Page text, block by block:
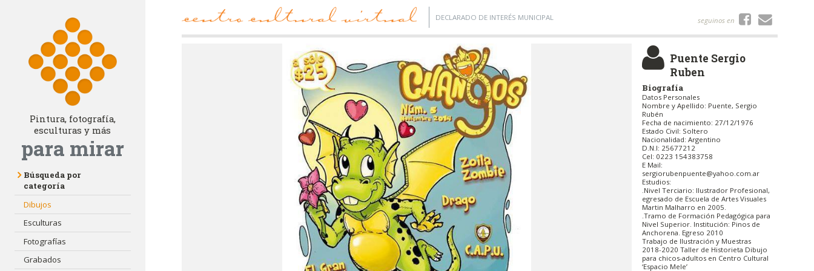
Pintura, fotografía,
esculturas y más
para mirar
Búsqueda por
categoría
Dibujos
Esculturas
Fotografías
Grabados
DECLARADO DE INTERÉS MUNICIPAL seguinos en
Puente Sergio
Ruben
Biografía
Datos Personales
Nombre y Apellido: Puente, Sergio
Rubén
Fecha de nacimiento: 27/12/1976
Estado Civil: Soltero
Nacionalidad: Argentino
D.N.I: 25677212
Cel: 0223 154383758
E Mail:
sergiorubenpuente@yahoo.com.ar
Estudios:
.Nivel Terciario: Ilustrador Profesional,
egresado de Escuela de Artes Visuales
Martin Malharro en 2005.
.Tramo de Formación Pedagógica para
Nivel Superior. Institución: Pinos de
Anchorena. Egreso 2010
Trabajo de Ilustración y Muestras
2018-2020 Taller de Historieta Dibujo
para chicos-adultos en Centro Cultural
‘Espacio Mele’